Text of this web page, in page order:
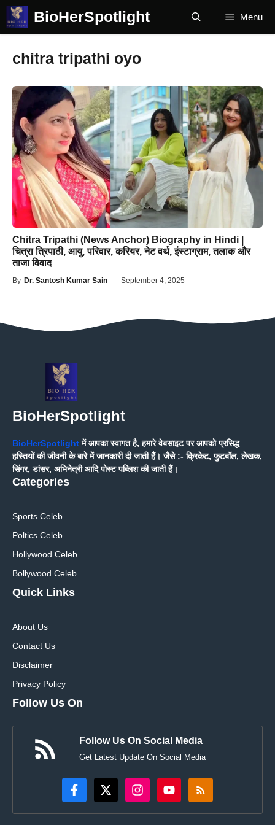
Skip
BioHerSpotlight Menu
chitra tripathi oyo
Chitra Tripathi (News Anchor) Biography in Hindi |
चित्रा त्रिपाठी, आयु, परिवार, करियर, नेट वर्थ, इंस्टाग्राम, तलाक और
ताजा विवाद
By Dr. Santosh Kumar Sain — September 4, 2025
BioHerSpotlight
BioHerSpotlightमें आपका स्वागत है, हमारे वेबसाइट पर आपको प्रसिद्ध
हस्तियों की जीवनी के बारे में जानकारी दी जाती हैं। जैसे :- क्रिकेट, फुटबॉल, लेखक,
सिंगर, डांसर, अभिनेत्री आदि पोस्ट पब्लिश की जाती हैं।
Categories
Sports Celeb
Poltics Celeb
Hollywood Celeb
Bollywood Celeb
Quick Links
About Us
Contact Us
Disclaimer
Privacy Policy
Follow Us On
Follow Us On Social Media
Get Latest Update On Social Media